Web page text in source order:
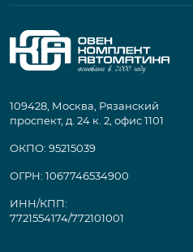
109428, Москва, Рязанский
проспект, д. 24 к. 2, офис 1101
ОКПО: 95215039
ОГРН: 1067746534900
ИНН/КПП:
7721554174/772101001